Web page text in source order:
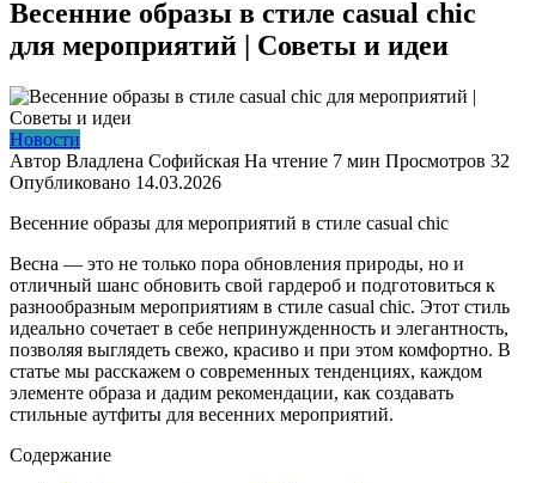
Весенние образы в стиле casual chic
для мероприятий | Советы и идеи
Новости
Автор Владлена Софийская На чтение 7 мин Просмотров 32
Опубликовано 14.03.2026
Весенние образы для мероприятий в стиле casual chic
Весна — это не только пора обновления природы, но и
отличный шанс обновить свой гардероб и подготовиться к
разнообразным мероприятиям в стиле casual chic. Этот стиль
идеально сочетает в себе непринужденность и элегантность,
позволяя выглядеть свежо, красиво и при этом комфортно. В
статье мы расскажем о современных тенденциях, каждом
элементе образа и дадим рекомендации, как создавать
стильные аутфиты для весенних мероприятий.
Содержание